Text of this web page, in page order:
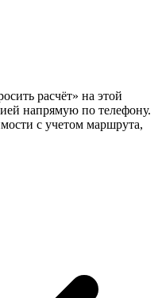
расчёт» на этой
напрямую по телефону.
с учетом маршрута,